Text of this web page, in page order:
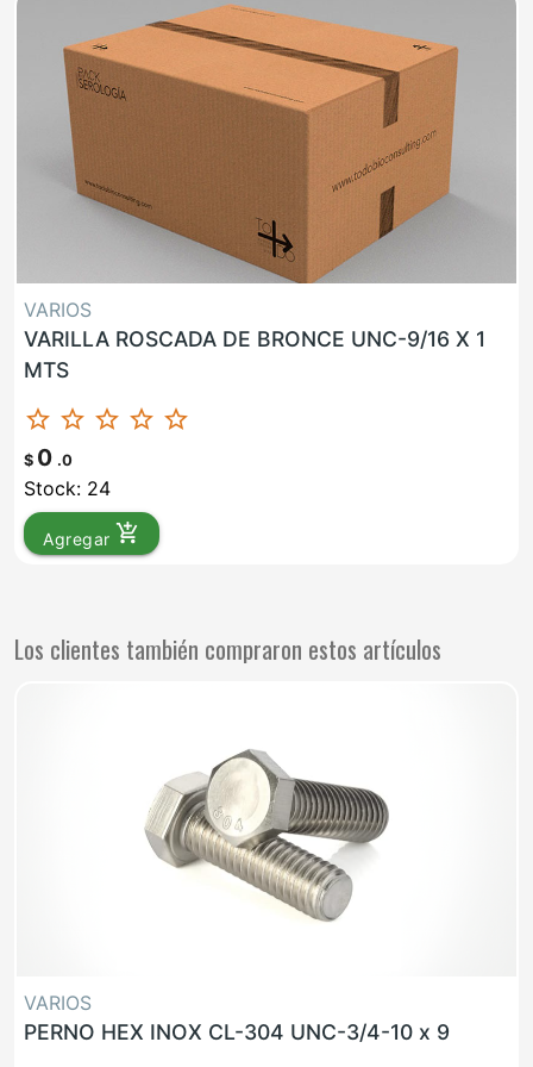
VARIOS
VARILLA ROSCADA DE BRONCE UNC-9/16 X 1
MTS
star_border star_border star_border star_border star_border
$ 0 .0
Stock: 24
Agregar add_shopping_cart
Los clientes también compraron estos artículos
VARIOS
PERNO HEX INOX CL-304 UNC-3/4-10 x 9